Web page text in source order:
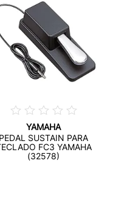
YAMAHA
PEDAL SUSTAIN PARA
FC3 YAMAHA
(32578)